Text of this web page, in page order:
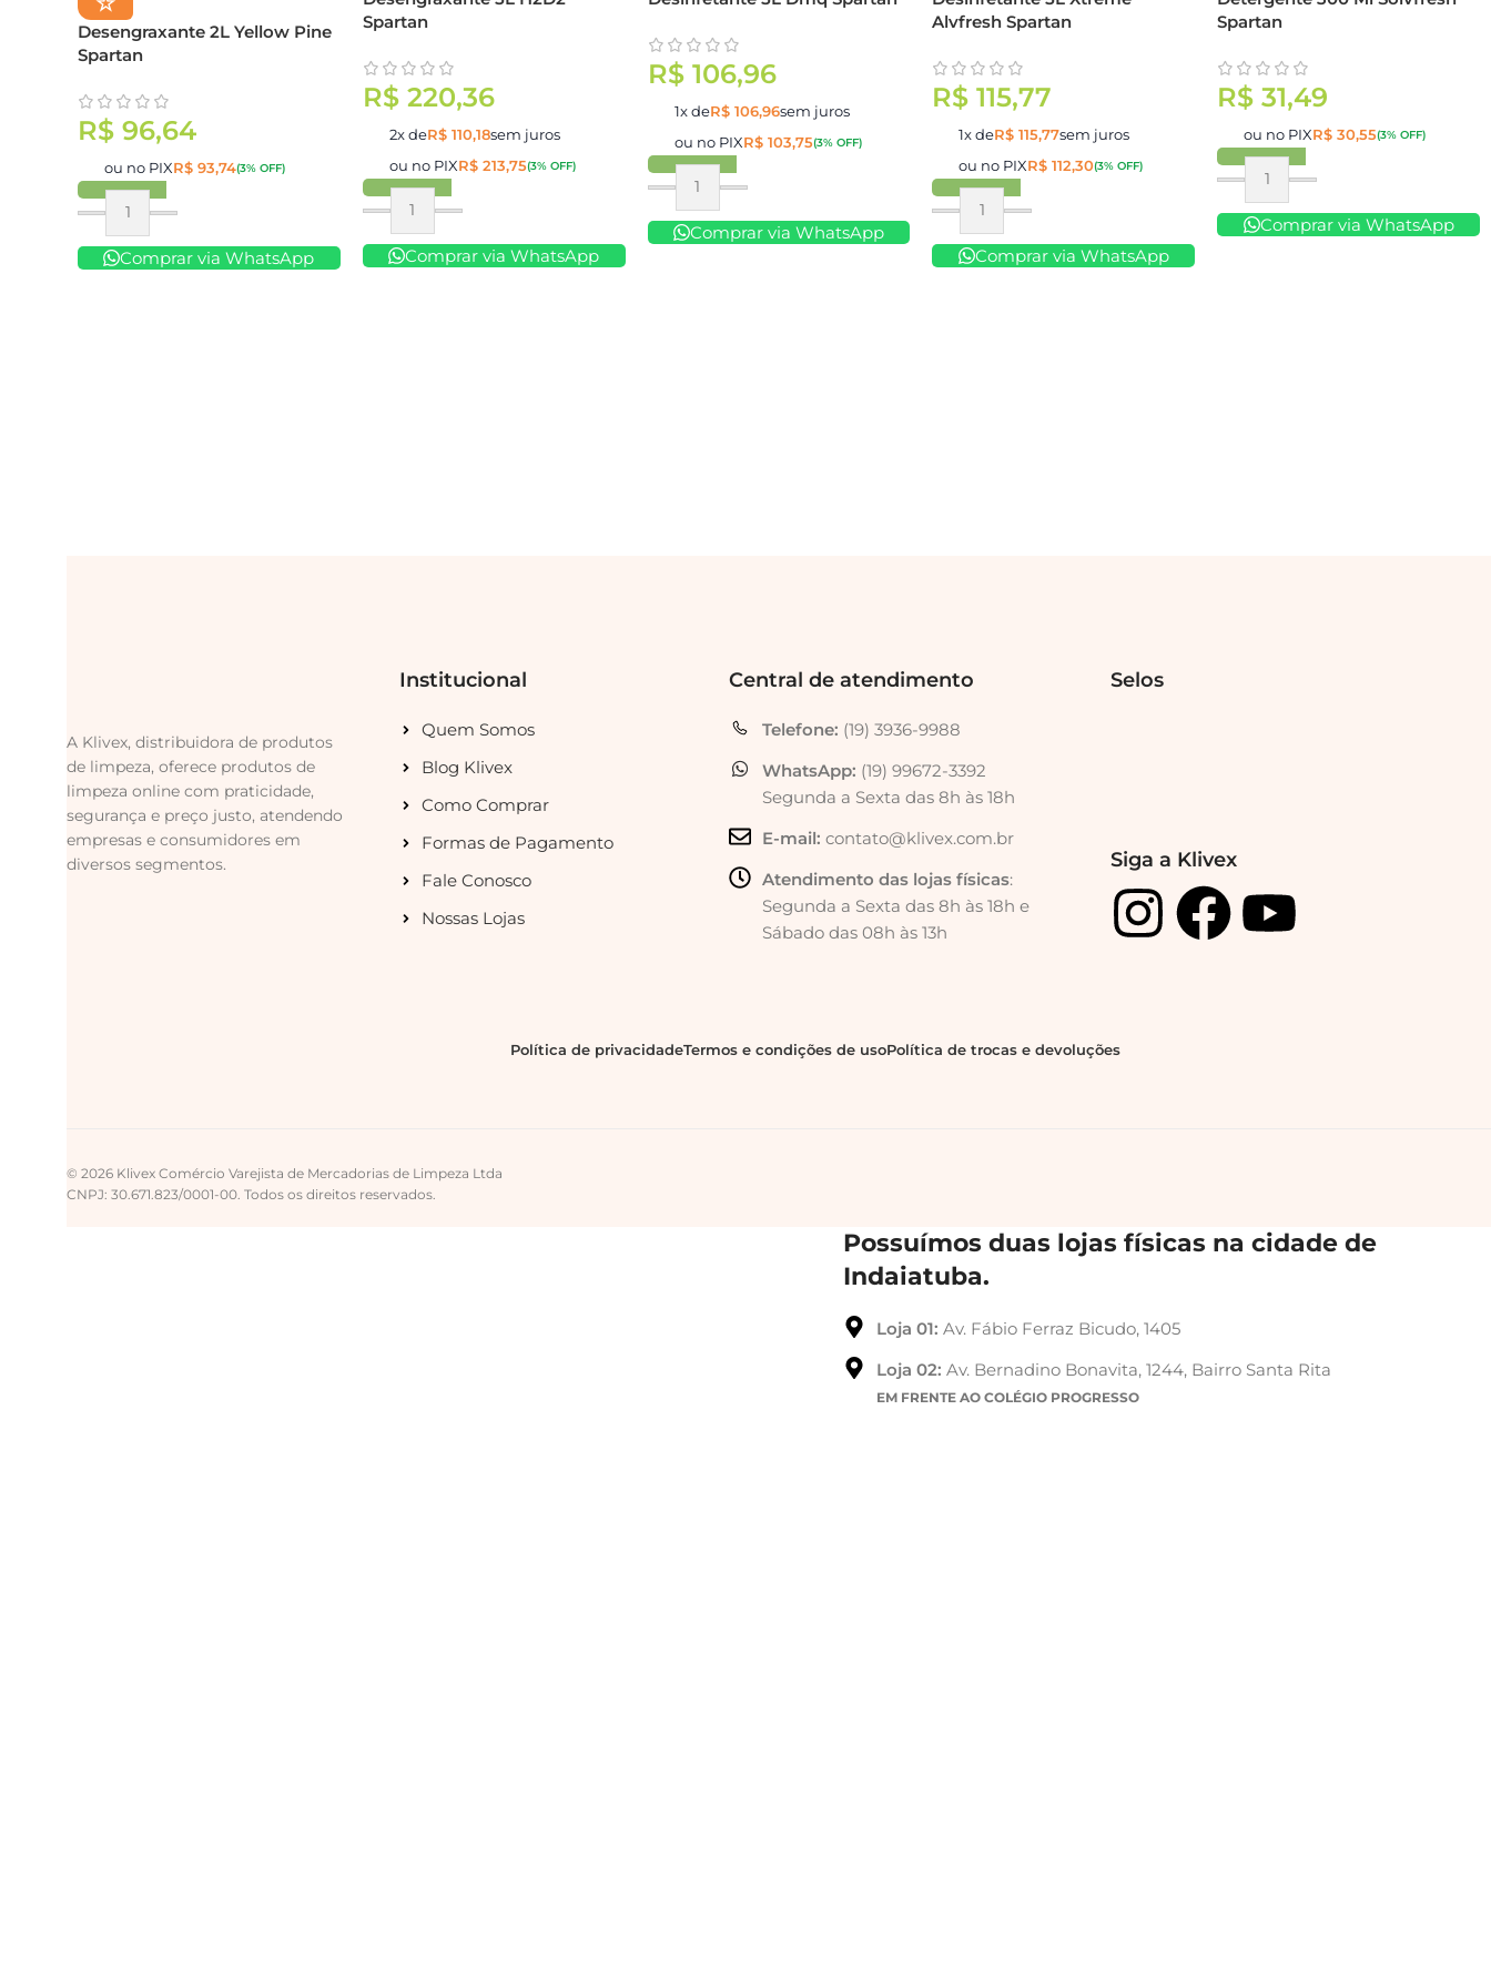
Desengraxante 2L Yellow Pine
Spartan
R$ 96,64
ou no PIXR$ 93,74(3% OFF)
Comprar
Comprar via WhatsApp
Spartan
R$220,36
2x deR$110,18sem juros
ou no PIXR$213,75(3% OFF)
Comprar
Comprar via WhatsApp
R$106,96
1x deR$106,96sem juros
ou no PIXR$103,75(3% OFF)
Comprar
Comprar via WhatsApp
Alvfresh Spartan
R$ 115,77
1x deR$ 115,77sem juros
ou no PIXR$ 112,30(3% OFF)
Comprar
Comprar via WhatsApp
Spartan
R$ 31,49
ou no PIXR$ 30,55(3% OFF)
Comprar
Comprar via WhatsApp
A Klivex, distribuidora de produtos
de limpeza, oferece produtos de
limpeza online com praticidade,
segurança e preço justo, atendendo
empresas e consumidores em
diversos segmentos.
Institucional
Quem Somos
Blog Klivex
Como Comprar
Formas de Pagamento
Fale Conosco
Nossas Lojas
Central de atendimento
Telefone: (19) 3936-9988
WhatsApp: (19) 99672-3392
Segunda a Sexta das 8h às 18h
E-mail: contato@klivex.com.br
Atendimento das lojas físicas:
Segunda a Sexta das 8h às 18h e
Sábado das 08h às 13h
Selos
Siga a Klivex
Política de privacidadeTermos e condições de usoPolítica de trocas e devoluções
© 2026 Klivex Comércio Varejista de Mercadorias de Limpeza Ltda
CNPJ: 30.671.823/0001-00. Todos os direitos reservados.
Possuímos duas lojas físicas na cidade de
Indaiatuba.
Loja 01: Av. Fábio Ferraz Bicudo, 1405
Loja 02: Av. Bernadino Bonavita, 1244, Bairro Santa Rita
EM FRENTE AO COLÉGIO PROGRESSO